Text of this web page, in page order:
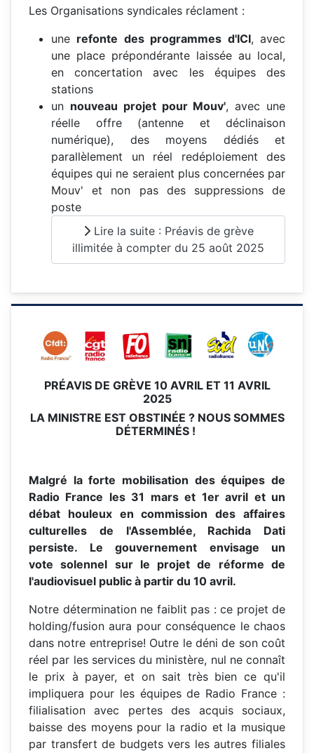
Les Organisations syndicales réclament :
une refonte des programmes d'ICI, avec
une place prépondérante laissée au local,
en concertation avec les équipes des
stations
un nouveau projet pour Mouv', avec une
réelle offre (antenne et déclinaison
numérique), des moyens dédiés et
parallèlement un réel redéploiement des
équipes qui ne seraient plus concernées par
Mouv' et non pas des suppressions de
poste
Lire la suite : Préavis de grève
illimitée à compter du 25 août 2025
PRÉAVIS DE GRÈVE 10 AVRIL ET 11 AVRIL
2025
LA MINISTRE EST OBSTINÉE ? NOUS SOMMES
DÉTERMINÉS !
Malgré la forte mobilisation des équipes de
Radio France les 31 mars et 1er avril et un
débat houleux en commission des affaires
culturelles de I'Assemblée, Rachida Dati
persiste. Le gouvernement envisage un
vote solennel sur le projet de réforme de
l'audiovisuel public à partir du 10 avril.
Notre détermination ne faiblit pas : ce projet de
holding/fusion aura pour conséquence le chaos
dans notre entreprise! Outre le déni de son coût
réel par les services du ministère, nul ne connaît
le prix à payer, et on sait très bien ce qu'il
impliquera pour les équipes de Radio France :
filialisation avec pertes des acquis sociaux,
baisse des moyens pour la radio et la musique
par transfert de budgets vers les autres filiales